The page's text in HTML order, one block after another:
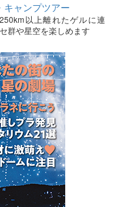
キャンプツアー
以上離れたゲルに連
群や星空を楽しめます